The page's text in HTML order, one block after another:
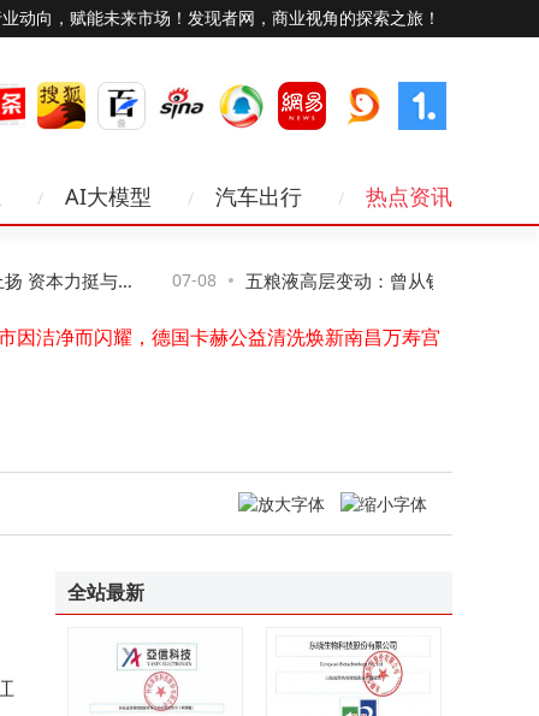
动向，赋能未来市场！发现者网，商业视角的探索之旅！
AI大模型 汽车出行 热点资讯
本力挺与估 07-08 五粮液高层变动：曾从钦卸任 邓敏接棒
任董事长
一品威客平台16周年：AI提效+服务模式升级，让创意服务更"丝滑"
粉到心里去：Beats 推出超萌连接线
台达55周年"前行共好论坛" 汇聚业界领袖
市因洁净而闪耀，德国卡赫焕新玄武湖滨水风景线
一品威客平台16周年：AI提效+服务模式升级，让创意服务更"丝滑"
粉到心里去：Beats 推出超萌连接线
全站最新